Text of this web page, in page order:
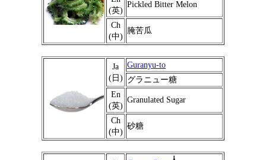
(英)
Pickled Bitter Melon
Ch
(中)
腌苦瓜
Ja
(日)
Guranyu-to
グラニュー糖
En
(英)
Granulated Sugar
Ch
(中)
砂糖